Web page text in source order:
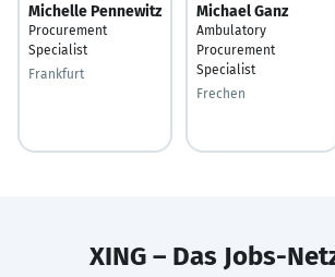
Michelle Pennewitz
Procurement
Specialist
Frankfurt
Michael Ganz
Ambulatory
Procurement
Specialist
Frechen
XING – Das Jobs-